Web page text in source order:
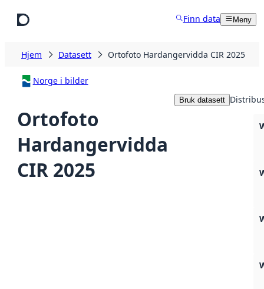
Finn data Meny
Hjem Datasett Ortofoto Hardangervidda CIR 2025
Norge i bilder
Ortofoto
Hardangervidda
CIR 2025
Bruk datasett